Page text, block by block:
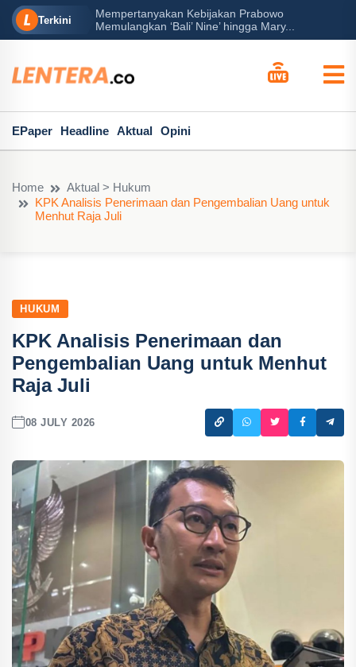
Terkini
Mempertanyakan Kebijakan Prabowo
Memulangkan ‘Bali’ Nine’ hingga Mary...
EPaper Headline Aktual Opini
Home
Aktual > Hukum
KPK Analisis Penerimaan dan Pengembalian Uang untuk
Menhut Raja Juli
HUKUM
KPK Analisis Penerimaan dan
Pengembalian Uang untuk Menhut
Raja Juli
08 JULY 2026